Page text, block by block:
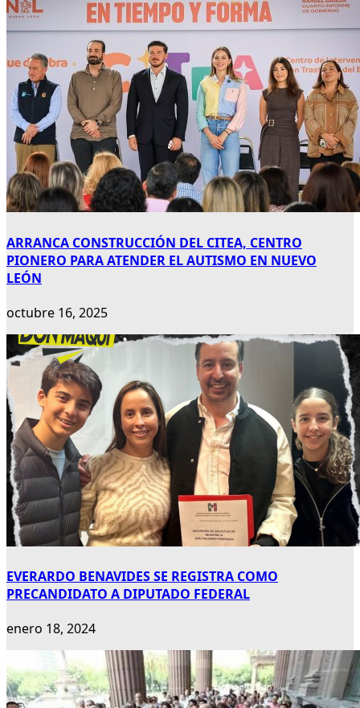
ARRANCA CONSTRUCCIÓN DEL CITEA, CENTRO
PIONERO PARA ATENDER EL AUTISMO EN NUEVO
LEÓN
octubre 16, 2025
EVERARDO BENAVIDES SE REGISTRA COMO
PRECANDIDATO A DIPUTADO FEDERAL
enero 18, 2024